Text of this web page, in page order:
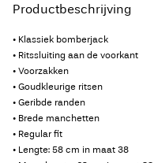
Productbeschrijving
• Klassiek bomberjack
• Ritssluiting aan de voorkant
• Voorzakken
• Goudkleurige ritsen
• Geribde randen
• Brede manchetten
• Regular fit
• Lengte: 58 cm in maat 38